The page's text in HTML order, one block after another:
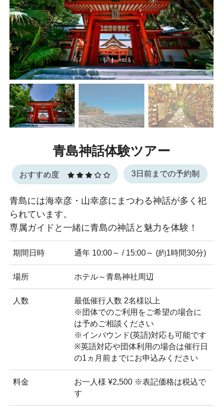
青島神話体験ツアー
おすすめ度 3日前までの予約制
青島には海幸彦・山幸彦にまつわる神話が多く祀
られています。
専属ガイドと一緒に青島の神話と魅力を体験！
期間日時 通年 10:00～ / 15:00～ (約1時間30分)
場所 ホテル～青島神社周辺
人数
最低催行人数 2名様以上
※団体でのご利用をご希望の場合に
は予めご相談ください
※インバウンド(英語)対応も可能です
※英語対応や団体利用の場合は催行日
の1ヵ月前までにお申込みください
料金
お一人様 ¥2,500 ※表記価格は税込で
す